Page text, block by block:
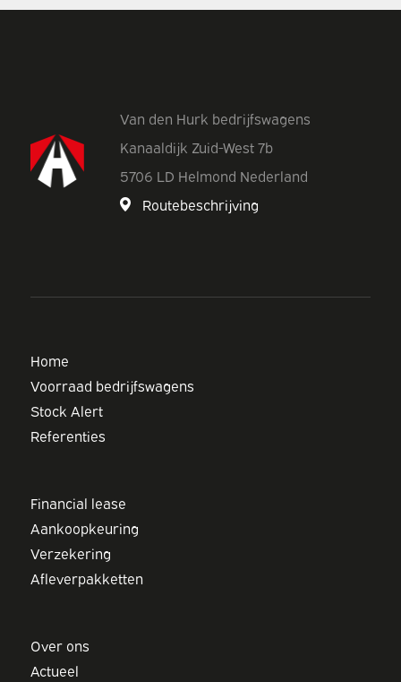
Van den Hurk bedrijfswagens
Kanaaldijk Zuid-West 7b
5706 LD Helmond Nederland
Routebeschrijving
Home
Voorraad bedrijfswagens
Stock Alert
Referenties
Financial lease
Aankoopkeuring
Verzekering
Afleverpakketten
Over ons
Actueel